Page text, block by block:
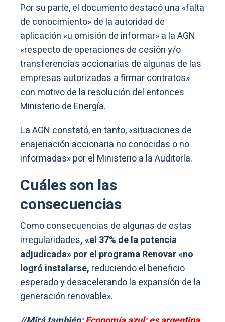
Por su parte, el documento destacó una «falta
de conocimiento» de la autoridad de
aplicación «u omisión de informar» a la AGN
«respecto de operaciones de cesión y/o
transferencias accionarias de algunas de las
empresas autorizadas a firmar contratos»
con motivo de la resolución del entonces
Ministerio de Energía.
La AGN constató, en tanto, «situaciones de
enajenación accionaria no conocidas o no
informadas» por el Ministerio a la Auditoría.
Cuáles son las
consecuencias
Como consecuencias de algunas de estas
irregularidades, «el 37% de la potencia
adjudicada» por el programa Renovar «no
logró instalarse, reduciendo el beneficio
esperado y desacelerando la expansión de la
generación renovable».